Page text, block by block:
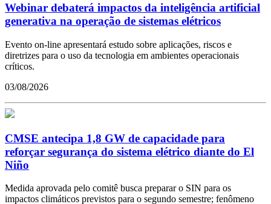
Webinar debaterá impactos da inteligência artificial
generativa na operação de sistemas elétricos
Evento on-line apresentará estudo sobre aplicações, riscos e
diretrizes para o uso da tecnologia em ambientes operacionais
críticos.
03/08/2026
CMSE antecipa 1,8 GW de capacidade para
reforçar segurança do sistema elétrico diante do El
Niño
Medida aprovada pelo comitê busca preparar o SIN para os
impactos climáticos previstos para o segundo semestre; fenômeno